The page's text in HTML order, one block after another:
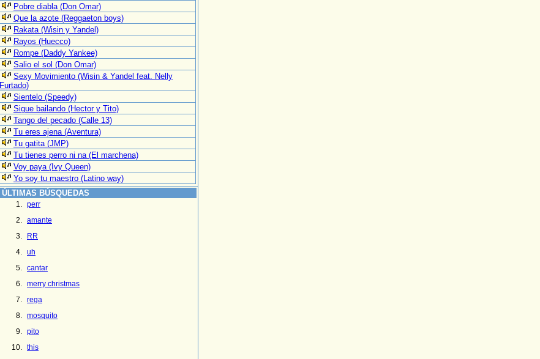
Pobre diabla (Don Omar)
Que la azote (Reggaeton boys)
Rakata (Wisin y Yandel)
Rayos (Huecco)
Rompe (Daddy Yankee)
Salio el sol (Don Omar)
Sexy Movimiento (Wisin & Yandel feat. Nelly
Furtado)
Sientelo (Speedy)
Sigue bailando (Hector y Tito)
Tango del pecado (Calle 13)
Tu eres ajena (Aventura)
Tu gatita (JMP)
Tu tienes perro ni na (El marchena)
Voy paya (Ivy Queen)
Yo soy tu maestro (Latino way)
ÚLTIMAS BÚSQUEDAS
perr
amante
RR
uh
cantar
merry christmas
rega
mosquito
pito
this